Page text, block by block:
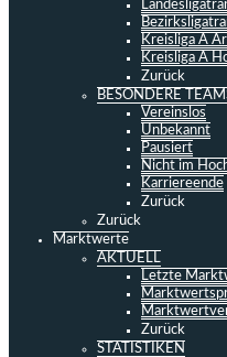
Kreisliga A
Kreisliga A
Zurück
BESONDERE
Vereinslos
Unbekannt
Pausiert
Nicht im
Karriereende
Zurück
Zurück
Marktwerte
AKTUELL
Letzte
Zurück
STATISTIKEN